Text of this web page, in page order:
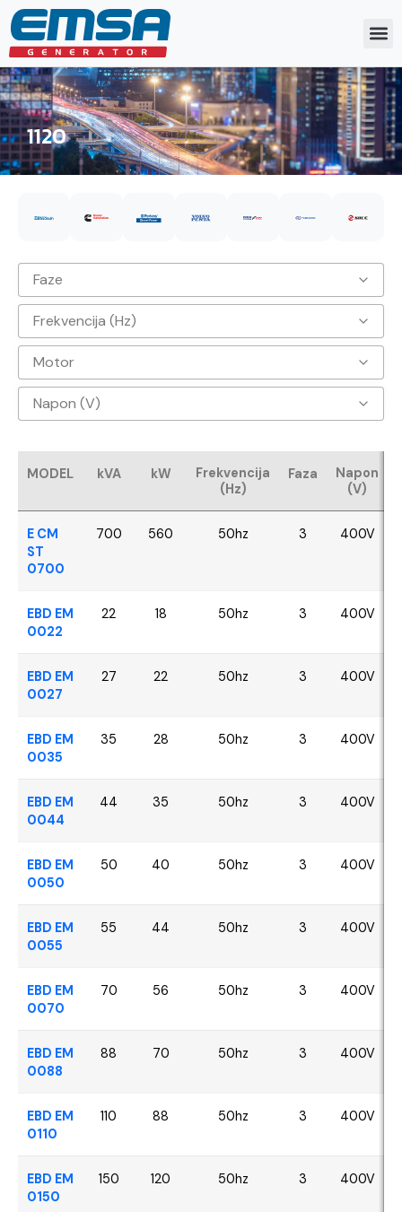
1120
Faze
3
Frekvencija (Hz)
50hz
Motor
Baudouin
CUMMINS
Perkins
VOLVO
YANGDONG
Napon (V)
400V
MODEL kVA kW
Frekvencija
(Hz)
Faza
Napon
(V)
E CM
ST
0700
700 560 50hz 3 400V
EBD EM
0022
22 18 50hz 3 400V
EBD EM
0027
27 22 50hz 3 400V
EBD EM
0035
35 28 50hz 3 400V
EBD EM
0044
44 35 50hz 3 400V
EBD EM
0050
50 40 50hz 3 400V
EBD EM
0055
55 44 50hz 3 400V
EBD EM
0070
70 56 50hz 3 400V
EBD EM
0088
88 70 50hz 3 400V
EBD EM
0110
110 88 50hz 3 400V
EBD EM
0150
150 120 50hz 3 400V